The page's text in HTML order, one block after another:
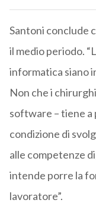
Santoni conclude
il medio periodo.
informatica siano
Non che i
software – tiene a
condizione di
alle competenze
intende porre la
lavoratore”.